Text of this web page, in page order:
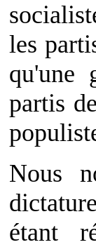
les
qu'une
partis
Nous
étant